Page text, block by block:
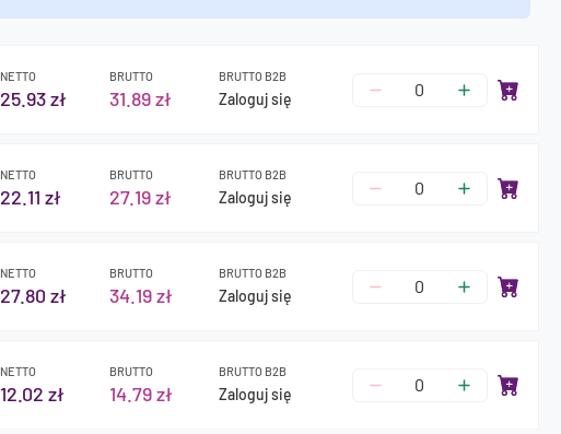
NETTO
25.93 zł
BRUTTO
31.89 zł
BRUTTO B2B
Zaloguj się
NETTO
22.11 zł
BRUTTO
27.19 zł
BRUTTO B2B
Zaloguj się
NETTO
27.80 zł
BRUTTO
34.19 zł
BRUTTO B2B
Zaloguj się
NETTO
12.02 zł
BRUTTO
14.79 zł
BRUTTO B2B
Zaloguj się